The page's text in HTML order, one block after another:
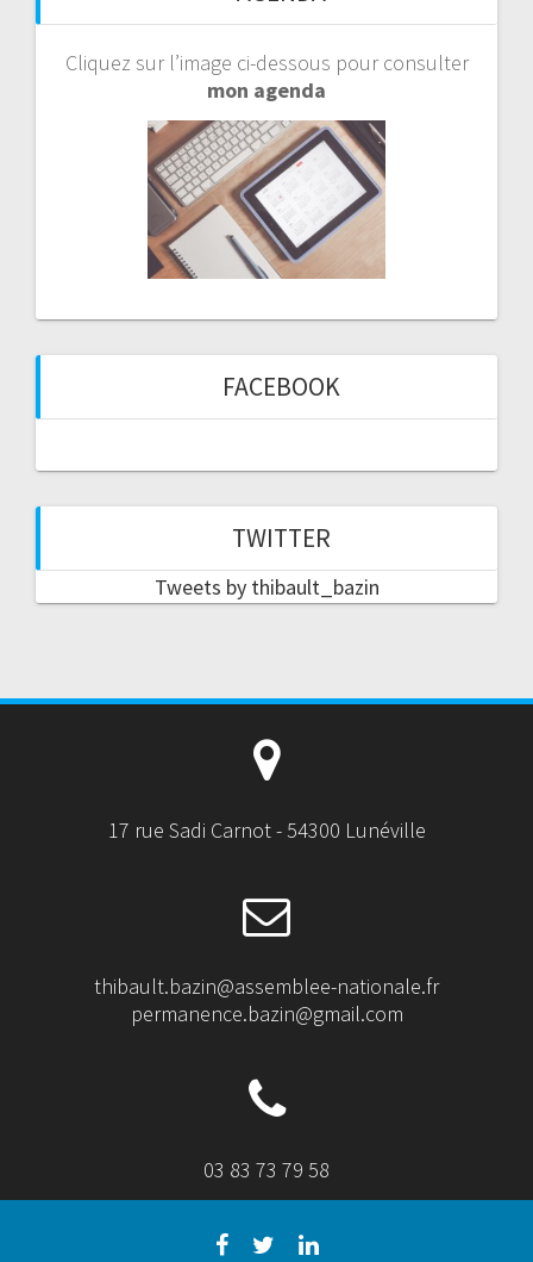
Cliquez sur l’image ci-dessous pour consulter
mon agenda
FACEBOOK
TWITTER
Tweets by thibault_bazin
17 rue Sadi Carnot - 54300 Lunéville
thibault.bazin@assemblee-nationale.fr
permanence.bazin@gmail.com
03 83 73 79 58